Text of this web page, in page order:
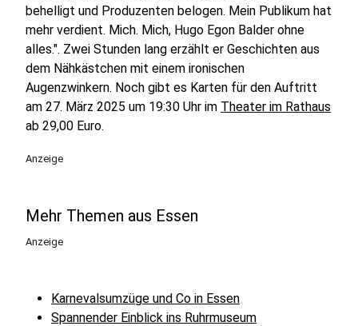
behelligt und Produzenten belogen. Mein Publikum hat
mehr verdient. Mich. Mich, Hugo Egon Balder ohne
alles.". Zwei Stunden lang erzählt er Geschichten aus
dem Nähkästchen mit einem ironischen
Augenzwinkern. Noch gibt es Karten für den Auftritt
am 27. März 2025 um 19:30 Uhr im Theater im Rathaus
ab 29,00 Euro.
Anzeige
Mehr Themen aus Essen
Anzeige
Karnevalsumzüge und Co in Essen
Spannender Einblick ins Ruhrmuseum